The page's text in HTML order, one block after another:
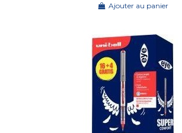
Ajouter au panier